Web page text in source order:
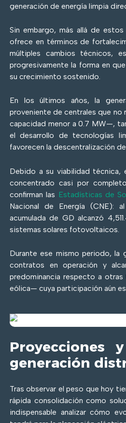
generación de energía limpia
Sin embargo, más allá de
ofrece en términos de
múltiples cambios técnicos,
progresivamente la forma en
su crecimiento sostenido.
En los últimos años, la
proveniente de centrales que no
capacidad menor a 0.7 MW—,
el desarrollo de tecnologías
favorecen la descentralización
Debido a su viabilidad técnica,
concentrado casi por
confirman las Estadísticas de
Nacional de Energía (CNE):
acumulada de GD alcanzó
sistemas solares fotovoltaicos.
Durante ese mismo periodo,
contratos en operación y
predominancia respecto a
eólica— cuya participación aún es
Proyecciones
generación
Tras observar el peso que hoy
rápida consolidación como
indispensable analizar cómo